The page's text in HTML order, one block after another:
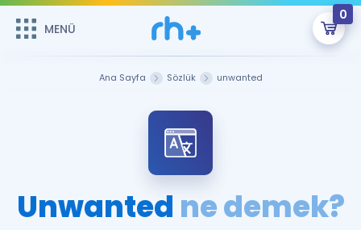
MENÜ
0
Sepetin Şu An Boş.
Remzi Hoca ile seni sınava hazırlayacak onlarca eğitim seni
bekliyor!
MENÜ
Ana Sayfa Sözlük unwanted
Unwanted ne demek?